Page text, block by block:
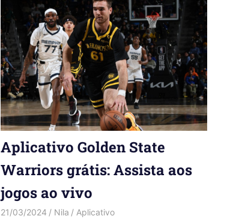
Aplicativo Golden State
Warriors grátis: Assista aos
jogos ao vivo
21/03/2024 Nila Aplicativo